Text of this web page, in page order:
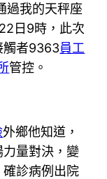
過我的天秤座
日9時，此次
觸者9363員工
管控。
外鄉他知道，
量對決，變
診病例出院